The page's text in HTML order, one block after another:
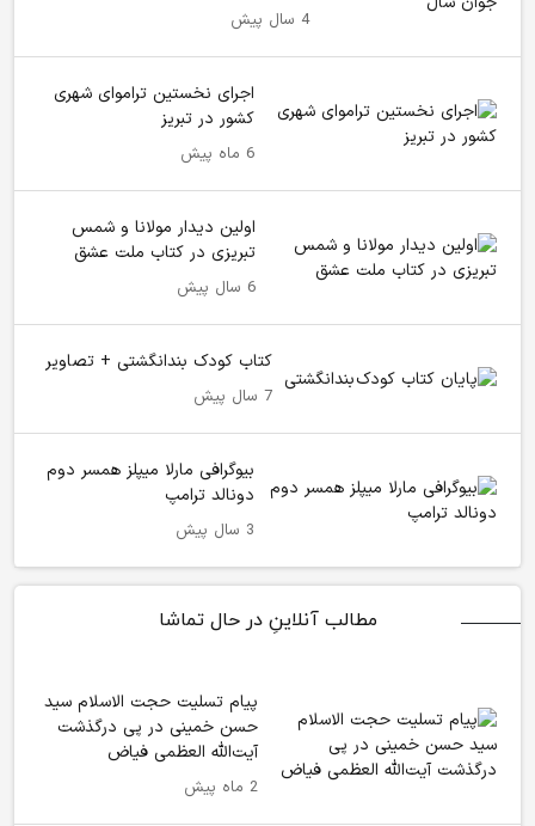
4 سال پیش
اجرای نخستین تراموای شهری
کشور در تبریز
6 ماه پیش
اولین دیدار مولانا و شمس
تبریزی در کتاب ملت عشق
6 سال پیش
کتاب کودک بندانگشتی + تصاویر
7 سال پیش
بیوگرافی مارلا میپلز همسر دوم
دونالد ترامپ
3 سال پیش
مطالب آنلاینِ در حال تماشا
پیام تسلیت حجت الاسلام سید
حسن خمینی در پی درگذشت
آیت‌الله العظمی فیاض
2 ماه پیش